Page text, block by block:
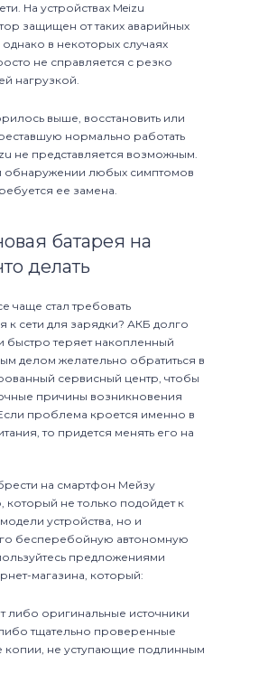
На устройствах Meizu
защищен от таких аварийных
однако в некоторых случаях
не справляется с резко
нагрузкой.
выше, восстановить или
нормально работать
не представляется возможным.
обнаружении любых симптомов
ее замена.
батарея на
делать
чаще стал требовать
к сети для зарядки? АКБ долго
быстро теряет накопленный
делом желательно обратиться в
сервисный центр, чтобы
причины возникновения
проблема кроется именно в
то придется менять его на
на смартфон Мейзу
который не только подойдет к
устройства, но и
бесперебойную автономную
предложениями
магазина, который:
либо оригинальные источники
тщательно проверенные
копии, не уступающие подлинным